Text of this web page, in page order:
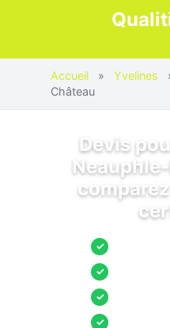
Accueil » Yvelines
Château
Devis
✓
✓
✓
✓